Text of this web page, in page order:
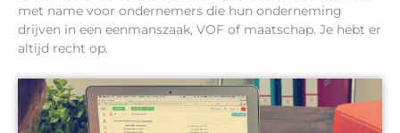
met name voor ondernemers die hun onderneming
drijven in een eenmanszaak, VOF of maatschap. Je hebt er
altijd recht op.